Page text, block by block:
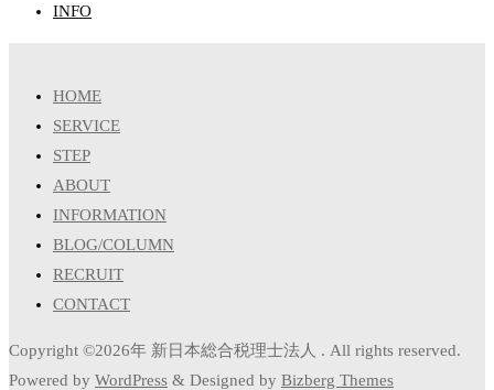
INFO
HOME
SERVICE
STEP
ABOUT
INFORMATION
BLOG/COLUMN
RECRUIT
CONTACT
Copyright ©2026年 新日本総合税理士法人 . All rights reserved.
Powered by WordPress & Designed by Bizberg Themes